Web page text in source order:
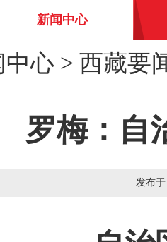
新闻中心
中心 > 西藏要
罗梅：自
发布